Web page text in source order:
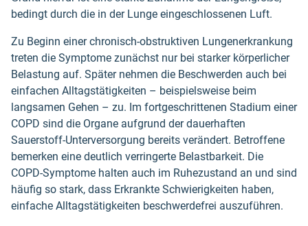
bedingt durch die in der Lunge eingeschlossenen Luft.
Zu Beginn einer chronisch-obstruktiven Lungenerkrankung
treten die Symptome zunächst nur bei starker körperlicher
Belastung auf. Später nehmen die Beschwerden auch bei
einfachen Alltagstätigkeiten – beispielsweise beim
langsamen Gehen – zu. Im fortgeschrittenen Stadium einer
COPD sind die Organe aufgrund der dauerhaften
Sauerstoff-Unterversorgung bereits verändert. Betroffene
bemerken eine deutlich verringerte Belastbarkeit. Die
COPD-Symptome halten auch im Ruhezustand an und sind
häufig so stark, dass Erkrankte Schwierigkeiten haben,
einfache Alltagstätigkeiten beschwerdefrei auszuführen.